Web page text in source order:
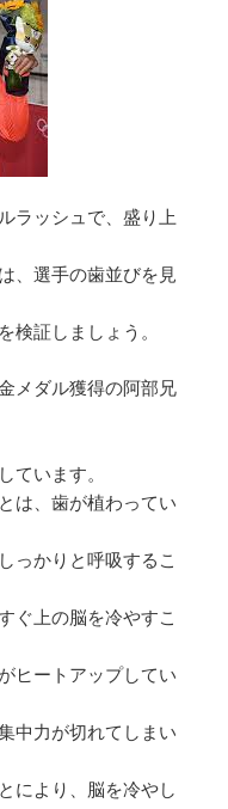
ラッシュで、盛り上
、選手の歯並びを見
検証しましょう。
メダル獲得の阿部兄
ています。
は、歯が植わってい
っかりと呼吸するこ
ぐ上の脳を冷やすこ
ヒートアップしてい
中力が切れてしまい
により、脳を冷やし